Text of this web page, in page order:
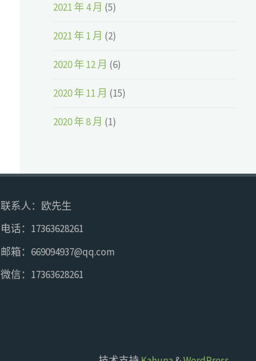
2021 年 4 月 (5)
2021 年 1 月 (2)
2020 年 12 月 (6)
2020 年 11 月 (15)
2020 年 8 月 (1)
联系人：欧先生
电话：17363628261
邮箱：669094937@qq.com
微信：17363628261